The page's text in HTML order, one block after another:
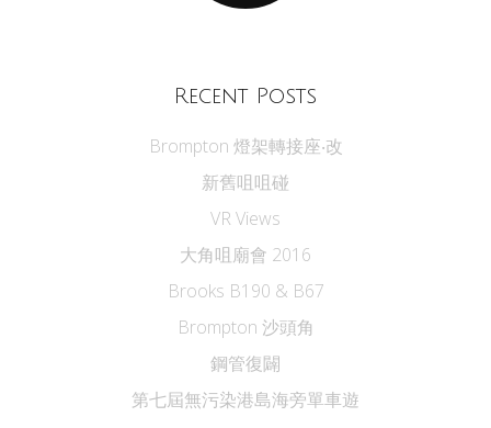
Recent Posts
Brompton 燈架轉接座‧改
新舊咀咀碰
VR Views
大角咀廟會 2016
Brooks B190 & B67
Brompton 沙頭角
鋼管復闢
第七屆無污染港島海旁單車遊